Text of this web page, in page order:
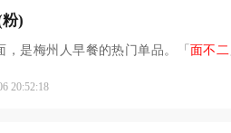
)
，是梅州人早餐的热门单品。「 面不二
20:52:18